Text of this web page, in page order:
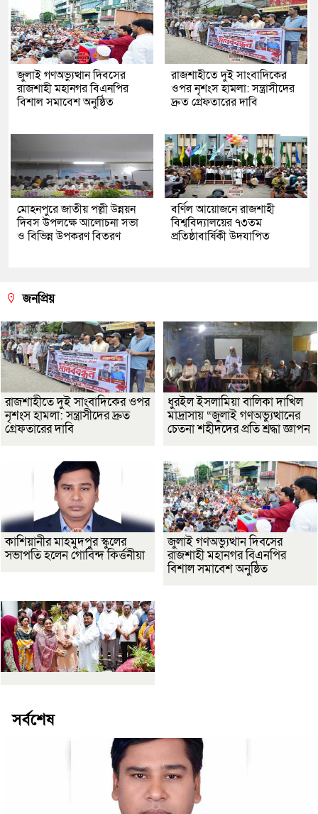
জুলাই গণঅভ্যুত্থান দিবসের
রাজশাহী মহানগর বিএনপির
বিশাল সমাবেশ অনুষ্ঠিত
রাজশাহীতে দুই সাংবাদিকের
ওপর নৃশংস হামলা: সন্ত্রাসীদের
দ্রুত গ্রেফতারের দাবি
মোহনপুরে জাতীয় পল্লী উন্নয়ন
দিবস উপলক্ষে আলোচনা সভা
ও বিভিন্ন উপকরণ বিতরণ
বর্ণিল আয়োজনে রাজশাহী
বিশ্ববিদ্যালয়ের ৭৩তম
প্রতিষ্ঠাবার্ষিকী উদযাপিত
জনপ্রিয়
রাজশাহীতে দুই সাংবাদিকের ওপর
নৃশংস হামলা: সন্ত্রাসীদের দ্রুত
গ্রেফতারের দাবি
ধুরইল ইসলামিয়া বালিকা দাখিল
মাদ্রাসায় “জুলাই গণঅভ্যুত্থানের
চেতনা শহীদদের প্রতি শ্রদ্ধা জ্ঞাপন
কাশিয়ানীর মাহমুদপুর স্কুলের
সভাপতি হলেন গোবিন্দ কির্ত্তনীয়া
জুলাই গণঅভ্যুত্থান দিবসের
রাজশাহী মহানগর বিএনপির
বিশাল সমাবেশ অনুষ্ঠিত
সর্বশেষ